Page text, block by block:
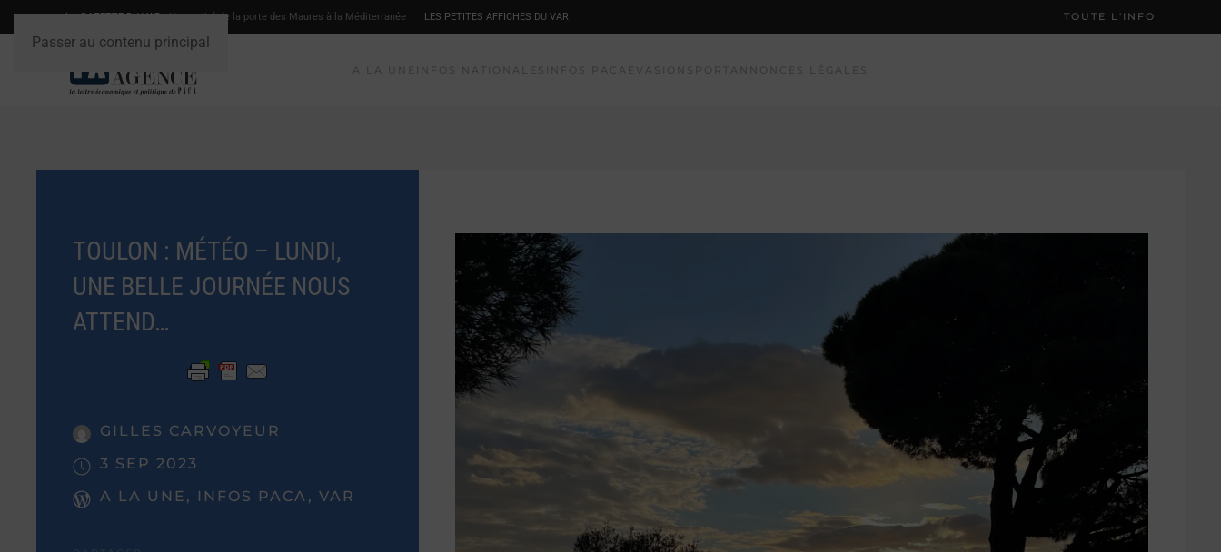
Passer au contenu principal
LA GAZETTE DU VAR- L'actualité de la porte des Maures à la Méditerranée LES PETITES AFFICHES DU VAR TOUTE L'INFO
TOULON : MÉTÉO – LUNDI,
UNE BELLE JOURNÉE NOUS
ATTEND…
GILLES CARVOYEUR
3 SEP 2023
A LA UNE, INFOS PACA, VAR